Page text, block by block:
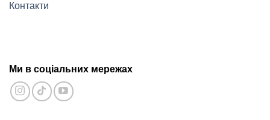
Контакти
Ми в соціальних мережах